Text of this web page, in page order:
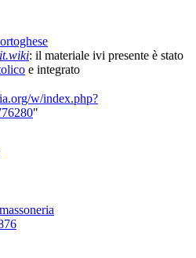
it.wiki: il materiale ivi presente è stato
e integrato
w/index.php?
"